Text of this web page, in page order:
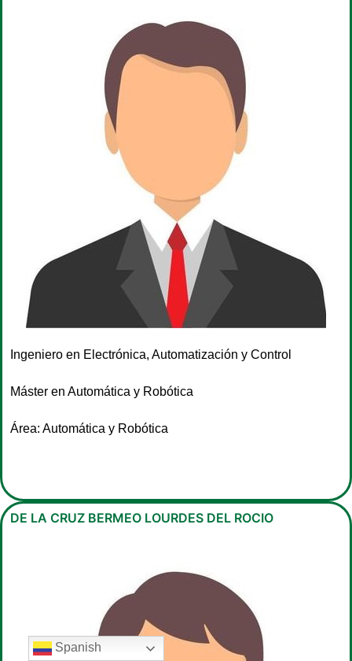
Ingeniero en Electrónica, Automatización y Control
Máster en Automática y Robótica
Área: Automática y Robótica
DE LA CRUZ BERMEO LOURDES DEL ROCIO
Spanish